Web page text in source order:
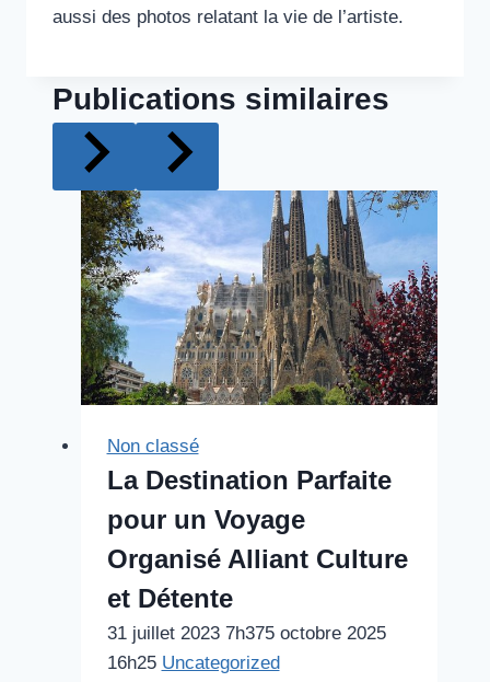
aussi des photos relatant la vie de l’artiste.
Publications similaires
Non classé
La Destination Parfaite
pour un Voyage
Organisé Alliant Culture
et Détente
31 juillet 2023 7h375 octobre 2025
16h25 Uncategorized